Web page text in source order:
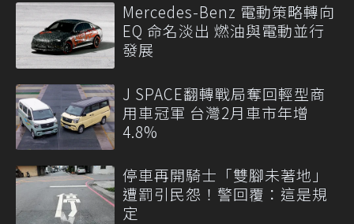
Mercedes-Benz 電動策略轉向
EQ 命名淡出 燃油與電動並行
發展
J SPACE翻轉戰局奪回輕型商
用車冠軍 台灣2月車市年增
4.8%
停車再開騎士「雙腳未著地」
遭罰引民怨！警回覆：這是規
定